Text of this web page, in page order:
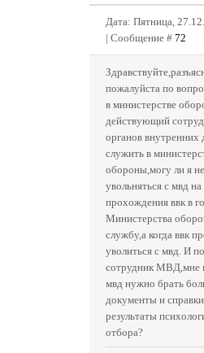
Дата: Пятница,
| Сообщение # 72
пожалуйста по
в министерстве
действующий
органов внутренних
служить в
обороны,могу ли я не
увольняться с мвд
прохождения ввк в
Министерства
службу,а когда ввк
уволиться с мвд. И
сотрудник МВД,мне
мвд нужно брать
документы и
результаты
отбора?